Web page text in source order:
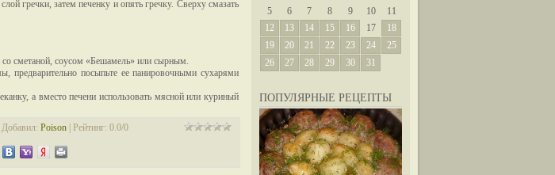
5
6 7 8 9 10
11
12
13 14 15 16 17
18
19
20 21 22 23 24
25
26
27 28 29 30 31
ПОПУЛЯРНЫЕ РЕЦЕПТЫ
гречки, затем печенку и опять гречку. Сверху смазать
со сметаной, соусом «Бешамель» или сырным.
предварительно посыпьте ее панировочными сухарями
а вместо печени использовать мясной или куриный
Добавил: Poison Рейтинг: 0.0/0